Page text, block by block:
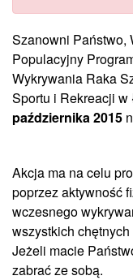
Szanowni Państwo,
Populacyjny
Wykrywania Raka
Sportu i Rekreacji
października 2015
Akcja ma na celu
poprzez aktywność
wczesnego
wszystkich
Jeżeli macie
zabrać ze sobą.